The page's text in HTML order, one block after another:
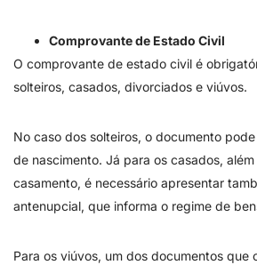
Comprovante de Estado Civil
O comprovante de estado civil é
solteiros, casados, divorciados e viúvos.
No caso dos solteiros, o documento
de nascimento. Já para os casados,
casamento, é necessário apresentar
antenupcial, que informa o regime de
Para os viúvos, um dos documentos que